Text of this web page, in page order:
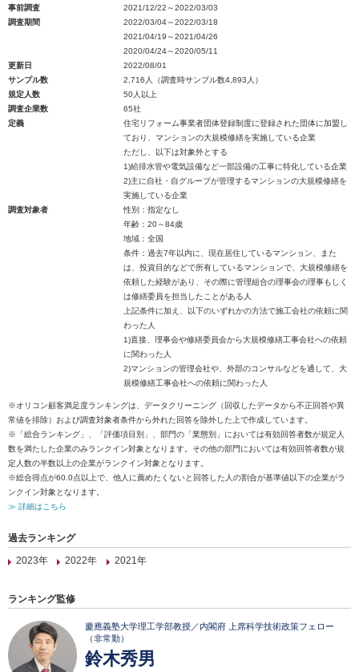
事前調査
2021/12/22～2022/03/03
調査期間
2022/03/04～2022/03/18
2021/04/19～2021/04/26
2020/04/24～2020/05/11
更新日
2022/08/01
サンプル数
2,716人（調査時サンプル数4,893人）
規定人数
50人以上
調査企業数
65社
定義
住宅リフォーム事業者団体登録制度に登録された団体に加盟し
ており、マンションの大規模修繕を実施している企業
ただし、以下は対象外とする
1)給排水管や電気設備など一部設備の工事に特化している企業
2)主に自社・自グループが管理するマンションの大規模修繕を
実施している企業
調査対象者
性別：指定なし
年齢：20～84歳
地域：全国
条件：過去7年以内に、現在居住しているマンション、また
は、投資目的などで所有しているマンションで、大規模修繕を
依頼した経験があり、その際に管理組合の理事会の理事もしく
は修繕委員を担当したことがある人
上記条件に加え、以下のいずれかの方法で施工会社の依頼に関
わった人
1)直接、理事会や修繕委員会から大規模修繕工事会社への依頼
に関わった人
2)マンションの管理会社や、外部のコンサルなどを通して、大
規模修繕工事会社への依頼に関わった人
※オリコン顧客満足度ランキングは、データクリーニング（回収したデータから不正回答や異
常値を排除）および調査対象者条件から外れた回答を除外した上で作成しています。
※「総合ランキング」、「評価項目別」、部門の「業態別」においては有効回答者数が規定人
数を満たした企業のみランクイン対象となります。その他の部門においては有効回答者数が規
定人数の半数以上の企業がランクイン対象となります。
※総合得点が60.0点以上で、他人に薦めたくないと回答した人の割合が基準値以下の企業がラ
ンクイン対象となります。
≫ 詳細はこちら
過去ランキング
2023年
2022年 2021年
ランキング監修
慶應義塾大学理工学部教授／内閣府 上席科学技術政策フェロー
（非常勤）
鈴木秀男